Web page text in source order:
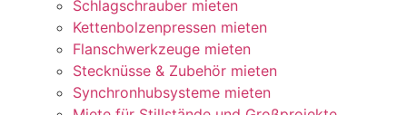
Schlagschrauber mieten
Kettenbolzenpressen mieten
Flanschwerkzeuge mieten
Stecknüsse & Zubehör mieten
Synchronhubsysteme mieten